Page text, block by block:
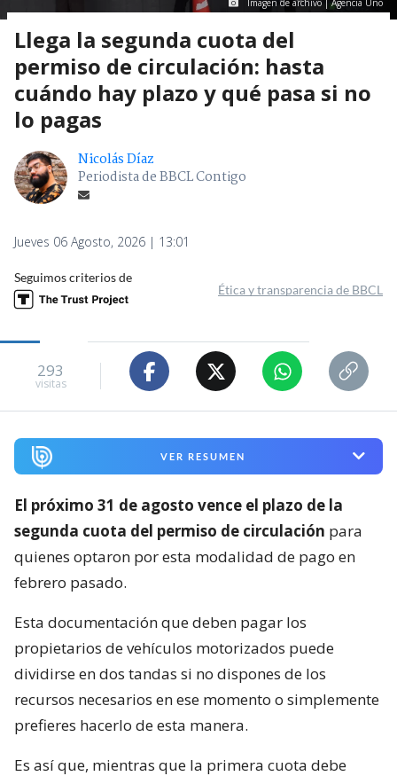
Imagen de archivo | Agencia Uno
Llega la segunda cuota del
permiso de circulación: hasta
cuándo hay plazo y qué pasa si no
lo pagas
Nicolás Díaz
Periodista de BBCL Contigo
Jueves 06 Agosto, 2026 | 13:01
Seguimos criterios de
Ética y transparencia de BBCL
293
visitas
VER RESUMEN
El próximo 31 de agosto vence el plazo de la
segunda cuota del permiso de circulación para
quienes optaron por esta modalidad de pago en
febrero pasado.
Esta documentación que deben pagar los
propietarios de vehículos motorizados puede
dividirse en dos tandas si no dispones de los
recursos necesarios en ese momento o simplemente
prefieres hacerlo de esta manera.
Es así que, mientras que la primera cuota debe